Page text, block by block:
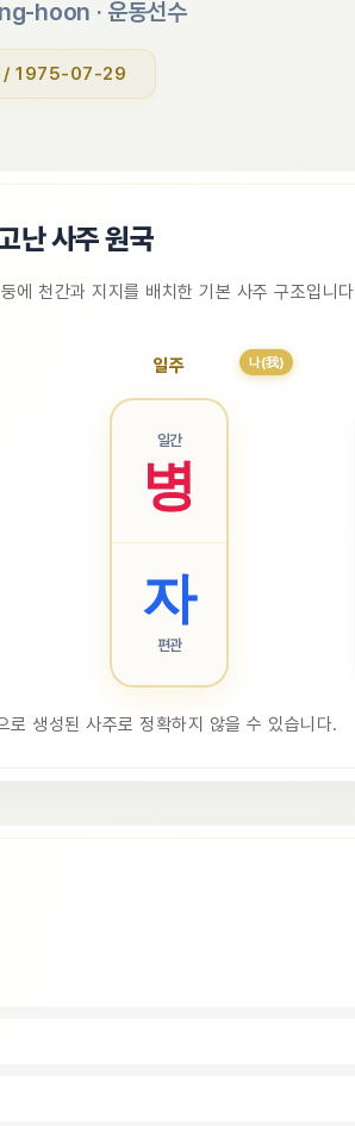
hoon · 운동선수
/ 1975-07-29
난 사주 원국
에 천간과 지지를 배치한 기본 사주 구조입니다
일주
일간
병
자
편관
나(我)
생성된 사주로 정확하지 않을 수 있습니다.